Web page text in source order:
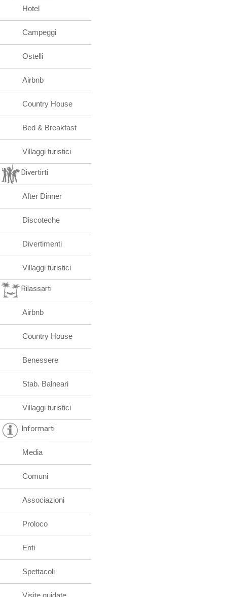
Hotel
Campeggi
Ostelli
Airbnb
Country House
Bed & Breakfast
Villaggi turistici
Divertirti
After Dinner
Discoteche
Divertimenti
Villaggi turistici
Rilassarti
Airbnb
Country House
Benessere
Stab. Balneari
Villaggi turistici
Informarti
Media
Comuni
Associazioni
Proloco
Enti
Spettacoli
Visite guidate